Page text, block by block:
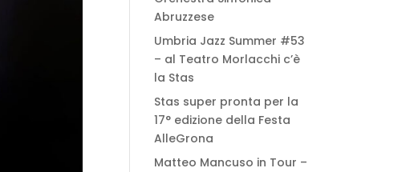
Abruzzese
Umbria Jazz Summer #53
– al Teatro Morlacchi c’è
la Stas
Stas super pronta per la
17° edizione della Festa
AlleGrona
Matteo Mancuso in Tour –